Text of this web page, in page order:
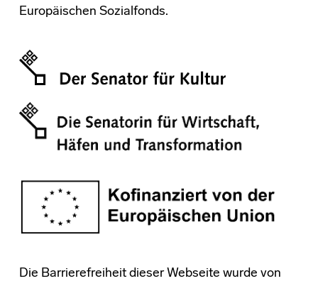
Europäischen Sozialfonds.
Die Barrierefreiheit dieser Webseite wurde von